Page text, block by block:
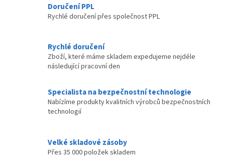
Doručení PPL
Rychlé doručení přes společnost PPL
Rychlé doručení
Zboží, které máme skladem expedujeme nejdéle
následující pracovní den
Specialista na bezpečnostní technologie
Nabízíme produkty kvalitních výrobců bezpečnostních
technologií
Velké skladové zásoby
Přes 35 000 položek skladem